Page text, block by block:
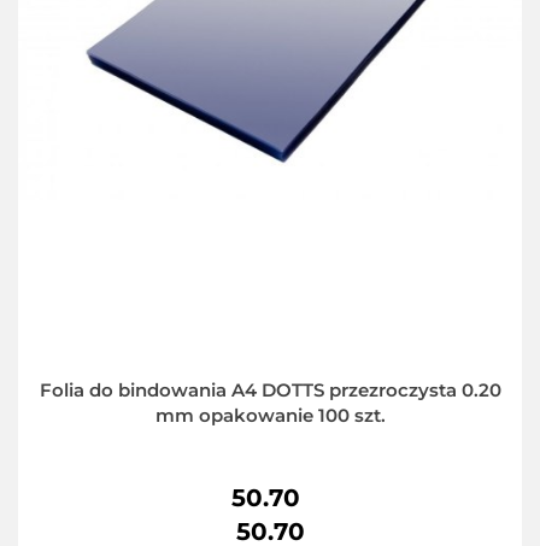
Folia do bindowania A4 DOTTS przezroczysta 0.20
mm opakowanie 100 szt.
50.70
50.70